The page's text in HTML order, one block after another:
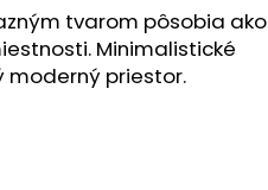
tvarom pôsobia ako
Minimalistické
moderný priestor.